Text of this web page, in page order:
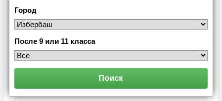
Город
После 9 или 11 класса
Поиск